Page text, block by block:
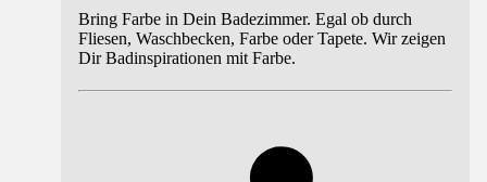
Bring Farbe in Dein Badezimmer. Egal ob durch
Fliesen, Waschbecken, Farbe oder Tapete. Wir zeigen
Dir Badinspirationen mit Farbe.